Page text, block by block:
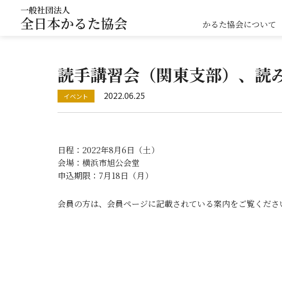
一般社団法人
全日本かるた協会 かるた協会について
読手講習会（関東支部）、読
2022.06.25
日程：2022年8月6日（土）
会場：横浜市旭公会堂
申込期限：7月18日（月）
会員の方は、会員ページに記載されている案内をご覧くださ